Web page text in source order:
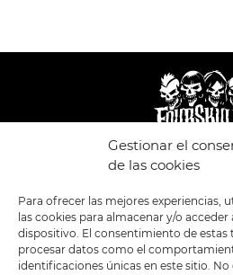
Gestionar el
de las cookies
Para ofrecer las mejores experiencias,
las cookies para almacenar y/o
dispositivo. El consentimiento de
procesar datos como el
identificaciones únicas en este sitio.
POLÍTICA DE
PRIVACIDAD
TÉRMINOS Y
CONDICIONES
GENERALES DE LA
VENTA